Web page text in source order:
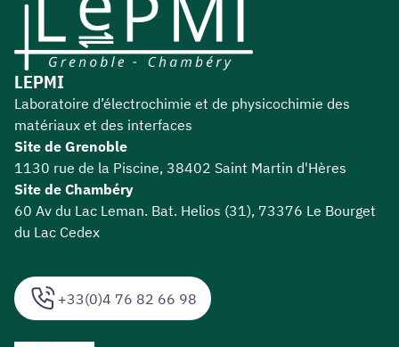
+33(0)4 76 82 66 98
LEPMI
Laboratoire d’électrochimie et de physicochimie des
matériaux et des interfaces
Site de Grenoble
1130 rue de la Piscine, 38402 Saint Martin d'Hères
Site de Chambéry
60 Av du Lac Leman. Bat. Helios (31), 73376 Le Bourget
du Lac Cedex